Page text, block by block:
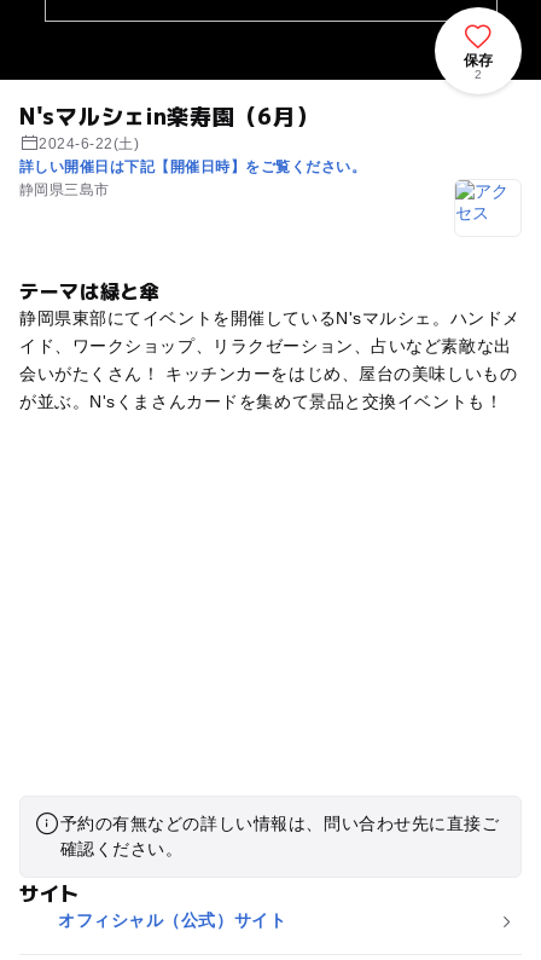
N'sマルシェin楽寿園（6月）
2024-6-22(土)
詳しい開催日は下記【開催日時】をご覧ください。
静岡県三島市
保存
2
テーマは緑と傘
静岡県東部にてイベントを開催しているN'sマルシェ。ハンドメ
イド、ワークショップ、リラクゼーション、占いなど素敵な出
会いがたくさん！ キッチンカーをはじめ、屋台の美味しいもの
が並ぶ。N'sくまさんカードを集めて景品と交換イベントも！
予約の有無などの詳しい情報は、問い合わせ先に直接ご
確認ください。
サイト
オフィシャル（公式）サイト